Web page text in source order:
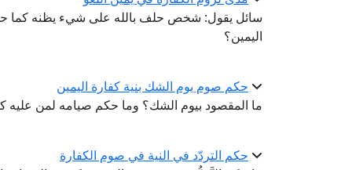
سائل يقول: شخص حلف بالله على شيء يظنه كما
اليمين؟
حكم صوم يوم الشك بنية كفارة اليمين
ما المقصود بيوم الشك؟ وما حكم صيامه لمن عليه
حكم التردّد في النية في صوم الكفارة